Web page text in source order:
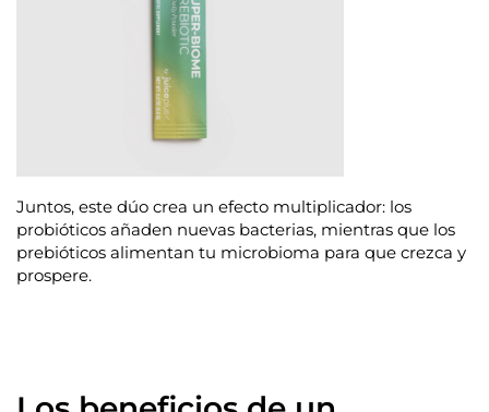
Juntos, este dúo crea un efecto multiplicador: los
probióticos añaden nuevas bacterias, mientras que los
prebióticos alimentan tu microbioma para que crezca y
prospere.